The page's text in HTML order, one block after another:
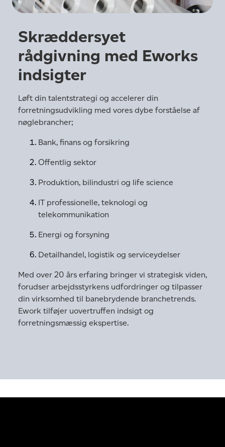
Skræddersyet
rådgivning med Eworks
indsigter
Løft din talentstrategi og accelerer din
forretningsudvikling med vores dybe forståelse af
nøglebrancher;
Bank, finans og forsikring
Offentlig sektor
Produktion, bilindustri og life science
IT professionelle, teknologi og
telekommunikation
Energi og forsyning
Detailhandel, logistik og serviceydelser
Med over 20 års erfaring bringer vi strategisk viden,
forudser arbejdsstyrkens udfordringer og tilpasser
din virksomhed til banebrydende branchetrends.
Ework tilføjer uovertruffen indsigt og
forretningsmæssig ekspertise.